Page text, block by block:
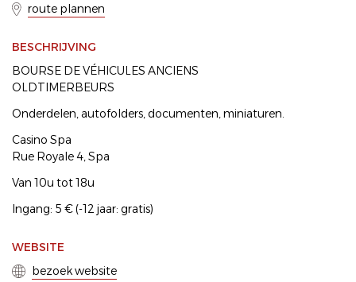
route plannen
BESCHRIJVING
BOURSE DE VÉHICULES ANCIENS
OLDTIMERBEURS
Onderdelen, autofolders, documenten, miniaturen.
Casino Spa
Rue Royale 4, Spa
Van 10u tot 18u
Ingang: 5 € (-12 jaar: gratis)
WEBSITE
bezoek website